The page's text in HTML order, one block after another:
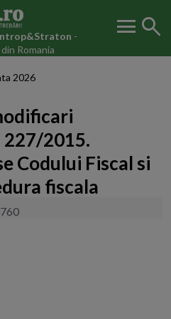
-
Romania
menu search
2026
2015.
Codului Fiscal si
fiscala